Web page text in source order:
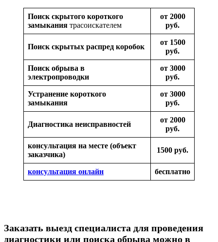
Поиск скрытого короткого
замыкания трасоискателем
от 2000
руб.
Поиск скрытых распред коробок
от 1500
руб.
Поиск обрыва в
электропроводки
от 3000
руб.
Устранение короткого
замыкания
от 3000
руб.
Диагностика неисправностей
от 2000
руб.
консультация на месте (объект
заказчика)
1500 руб.
консультация онлайн бесплатно
Заказать выезд специалиста для проведения
диагностики или поиска обрыва можно в